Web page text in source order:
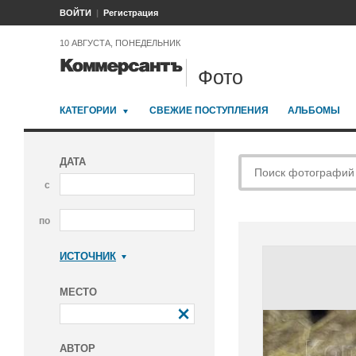
ВОЙТИ Регистрация
10 АВГУСТА, ПОНЕДЕЛЬНИК
Фото
КАТЕГОРИИ СВЕЖИЕ ПОСТУПЛЕНИЯ АЛЬБОМЫ
ДАТА
с
по
ИСТОЧНИК
МЕСТО
АВТОР